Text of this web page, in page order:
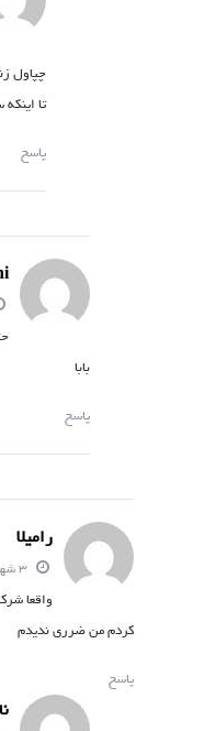
چپاول
تا
پاسخ
بابا
پاسخ
رامیلا
3 شهریور, 1404 در 8:54 ق.ظ
واقعا
کردم من ضرری ندیدم
پاسخ